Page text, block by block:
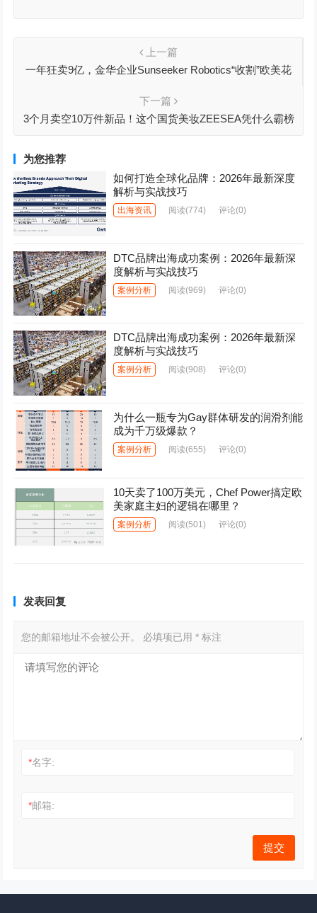
上一篇
一年狂卖9亿，金华企业Sunseeker Robotics“收割”欧美花
下一篇
3个月卖空10万件新品！这个国货美妆ZEESEA凭什么霸榜
为您推荐
如何打造全球化品牌：2026年最新深度
解析与实战技巧
出海资讯 阅读(774) 评论(0)
DTC品牌出海成功案例：2026年最新深
度解析与实战技巧
案例分析 阅读(969) 评论(0)
DTC品牌出海成功案例：2026年最新深
度解析与实战技巧
案例分析 阅读(908) 评论(0)
为什么一瓶专为Gay群体研发的润滑剂能
成为千万级爆款？
案例分析 阅读(655) 评论(0)
10天卖了100万美元，Chef Power搞定欧
美家庭主妇的逻辑在哪里？
案例分析 阅读(501) 评论(0)
发表回复
您的邮箱地址不会被公开。 必填项已用* 标注
*名字:
*邮箱: